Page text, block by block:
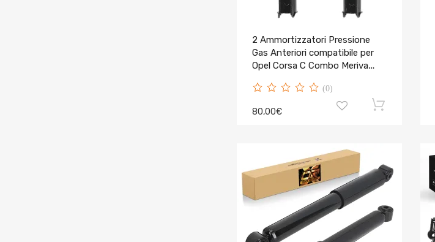
2 Ammortizzatori Pressione
Gas Anteriori compatibile per
Opel Corsa C Combo Meriva
(0)
80,00€